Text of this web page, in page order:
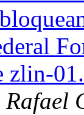
zlin-
Rafael